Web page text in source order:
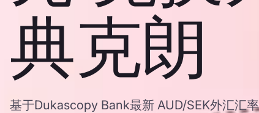
典克朗
基于Dukascopy Bank最新 AUD/SEK外汇汇